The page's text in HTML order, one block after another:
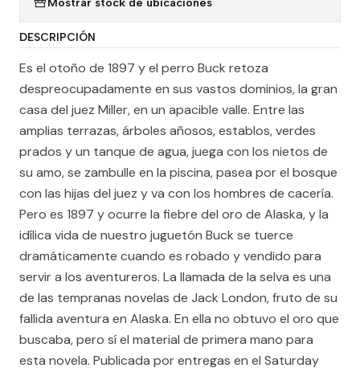
DESCRIPCIÓN
Es el otoño de 1897 y el perro Buck retoza
despreocupadamente en sus vastos dominios, la gran
casa del juez Miller, en un apacible valle. Entre las
amplias terrazas, árboles añosos, establos, verdes
prados y un tanque de agua, juega con los nietos de
su amo, se zambulle en la piscina, pasea por el bosque
con las hijas del juez y va con los hombres de cacería.
Pero es 1897 y ocurre la fiebre del oro de Alaska, y la
idílica vida de nuestro juguetón Buck se tuerce
dramáticamente cuando es robado y vendido para
servir a los aventureros. La llamada de la selva es una
de las tempranas novelas de Jack London, fruto de su
fallida aventura en Alaska. En ella no obtuvo el oro que
buscaba, pero sí el material de primera mano para
esta novela. Publicada por entregas en el Saturday